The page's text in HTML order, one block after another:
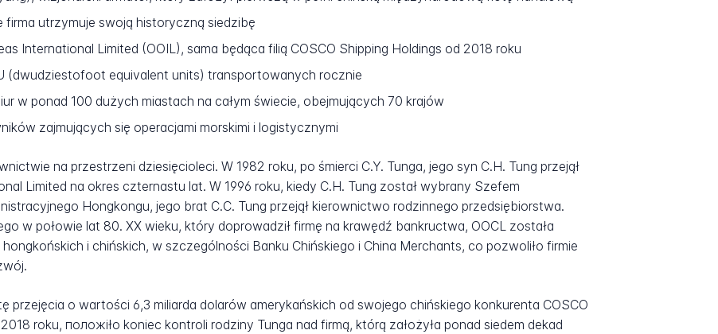
firma utrzymuje swoją historyczną siedzibę
International Limited (OOIL), sama będąca filią COSCO Shipping Holdings od 2018 roku
(dwudziestofoot equivalent units) transportowanych rocznie
w ponad 100 dużych miastach na całym świecie, obejmujących 70 krajów
zajmujących się operacjami morskimi i logistycznymi
na przestrzeni dziesięcioleci. W 1982 roku, po śmierci C.Y. Tunga, jego syn C.H. Tung przejął
Limited na okres czternastu lat. W 1996 roku, kiedy C.H. Tung został wybrany Szefem
Hongkongu, jego brat C.C. Tung przejął kierownictwo rodzinnego przedsiębiorstwa.
w połowie lat 80. XX wieku, który doprowadził firmę na krawędź bankructwa, OOCL została
i chińskich, w szczególności Banku Chińskiego i China Merchants, co pozwoliło firmie
przejęcia o wartości 6,3 miliarda dolarów amerykańskich od swojego chińskiego konkurenta COSCO
roku, положiło koniec kontroli rodziny Tunga nad firmą, którą założyła ponad siedem dekad